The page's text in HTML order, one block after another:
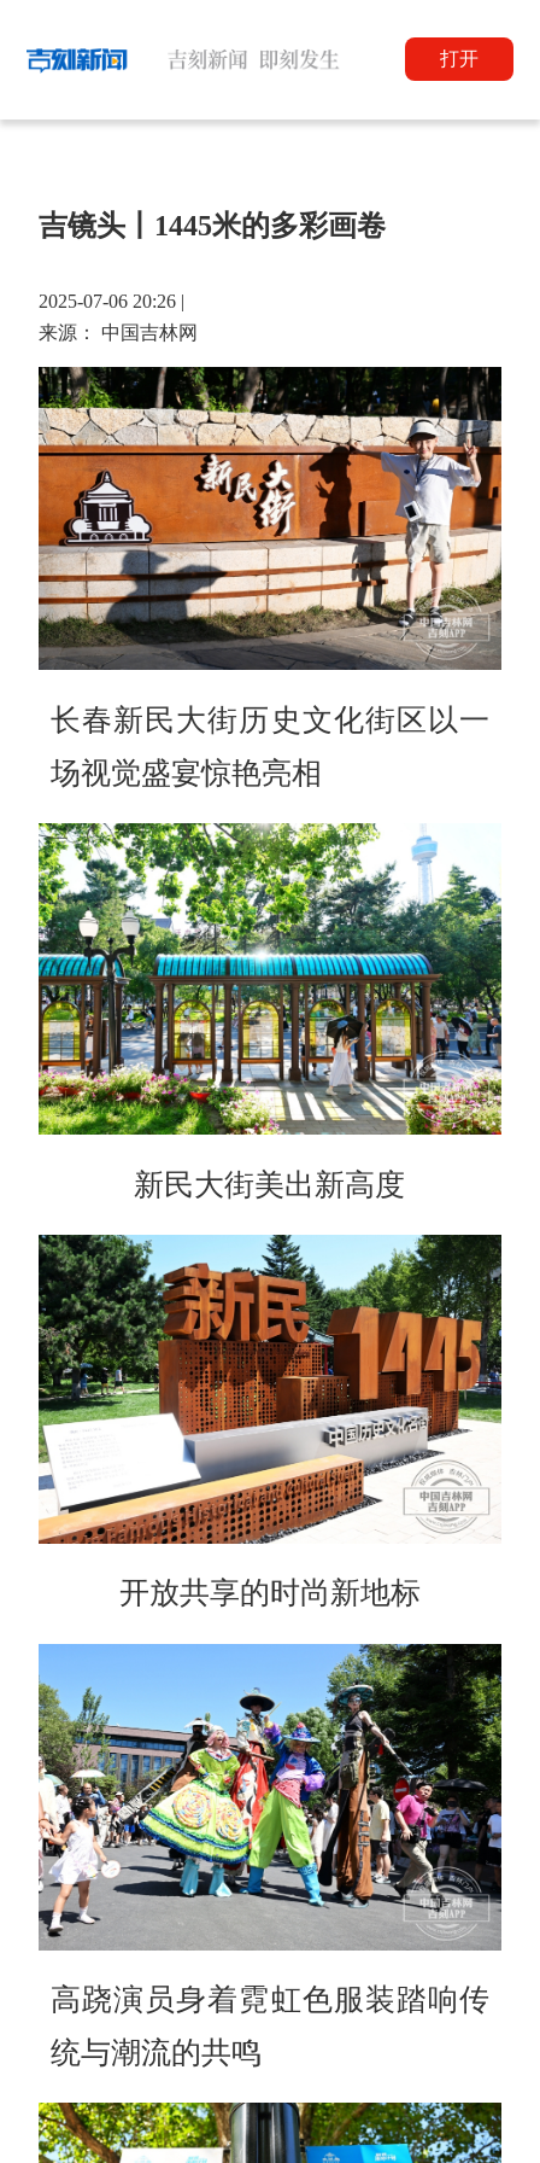
打开
吉镜头丨1445米的多彩画卷
2025-07-06 20:26 |
来源： 中国吉林网
长春新民大街历史文化街区以一
场视觉盛宴惊艳亮相
新民大街美出新高度
开放共享的时尚新地标
高跷演员身着霓虹色服装踏响传
统与潮流的共鸣